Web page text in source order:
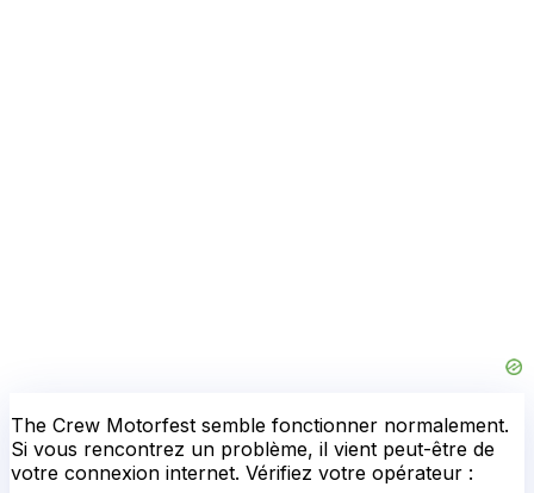
The Crew Motorfest semble fonctionner normalement.
Si vous rencontrez un problème, il vient peut-être de
votre connexion internet. Vérifiez votre opérateur :